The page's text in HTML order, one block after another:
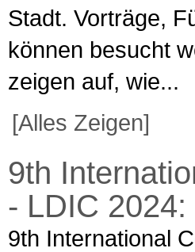
Stadt. Vorträge,
können besucht
zeigen auf, wie...
[Alles Zeigen]
9th
- LDIC
9th International